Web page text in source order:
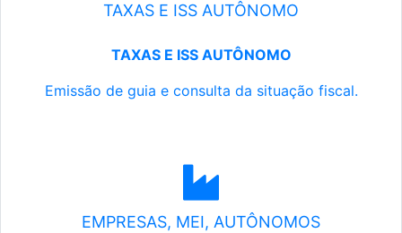
TAXAS E ISS AUTÔNOMO
TAXAS E ISS AUTÔNOMO
Emissão de guia e consulta da situação fiscal.
EMPRESAS, MEI, AUTÔNOMOS